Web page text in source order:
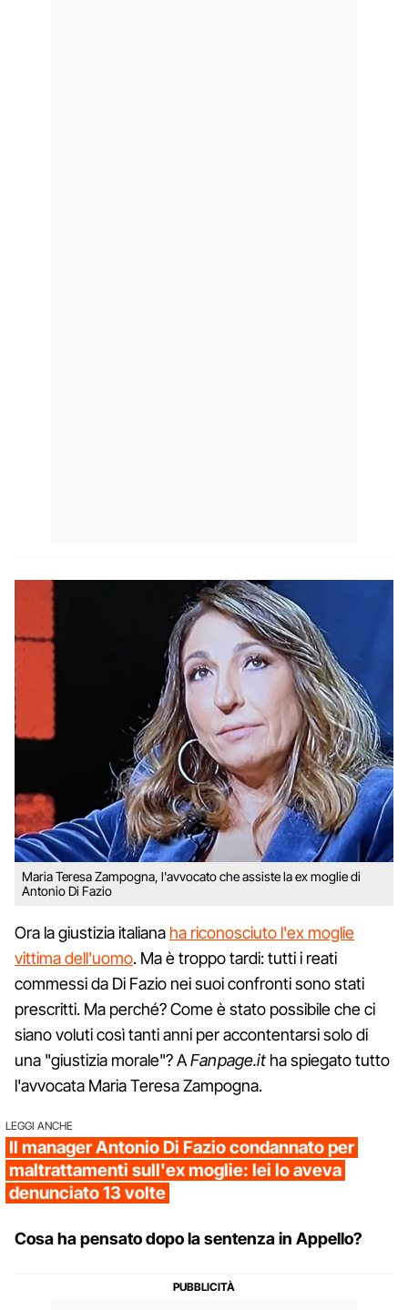
Maria Teresa Zampogna, l'avvocato che assiste la ex moglie di
Antonio Di Fazio
Ora la giustizia italiana ha riconosciuto l'ex moglie
vittima dell'uomo. Ma è troppo tardi: tutti i reati
commessi da Di Fazio nei suoi confronti sono stati
prescritti. Ma perché? Come è stato possibile che ci
siano voluti così tanti anni per accontentarsi solo di
una "giustizia morale"? AFanpage.itha spiegato tutto
l'avvocata Maria Teresa Zampogna.
LEGGI ANCHE
Il manager Antonio Di Fazio condannato per
maltrattamenti sull'ex moglie: lei lo aveva
denunciato 13 volte
Cosa ha pensato dopo la sentenza in Appello?